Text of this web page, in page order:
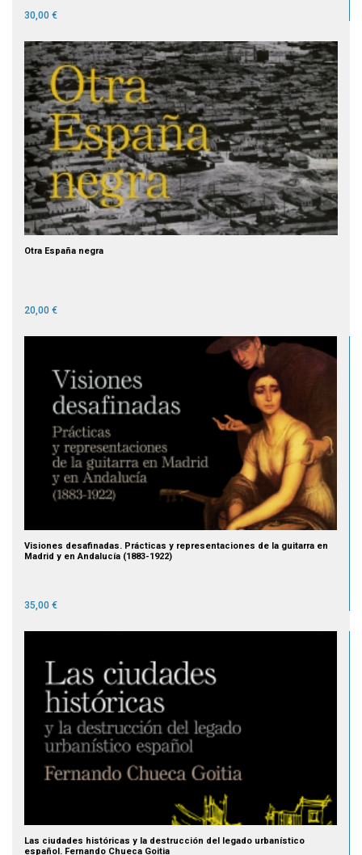
30,00 €
Otra España negra
20,00 €
Visiones desafinadas. Prácticas y representaciones de la guitarra en
Madrid y en Andalucía (1883-1922)
35,00 €
Las ciudades históricas y la destrucción del legado urbanístico
español. Fernando Chueca Goitia